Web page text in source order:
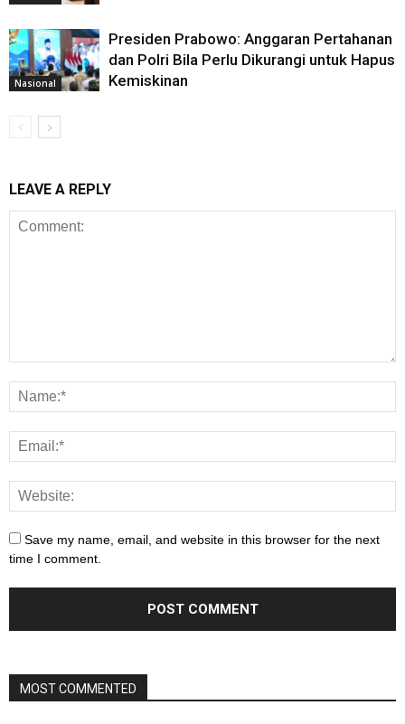
Nasional
Presiden Prabowo: Anggaran Pertahanan
dan Polri Bila Perlu Dikurangi untuk Hapus
Kemiskinan
LEAVE A REPLY
Save my name, email, and website in this browser for the next
time I comment.
MOST COMMENTED